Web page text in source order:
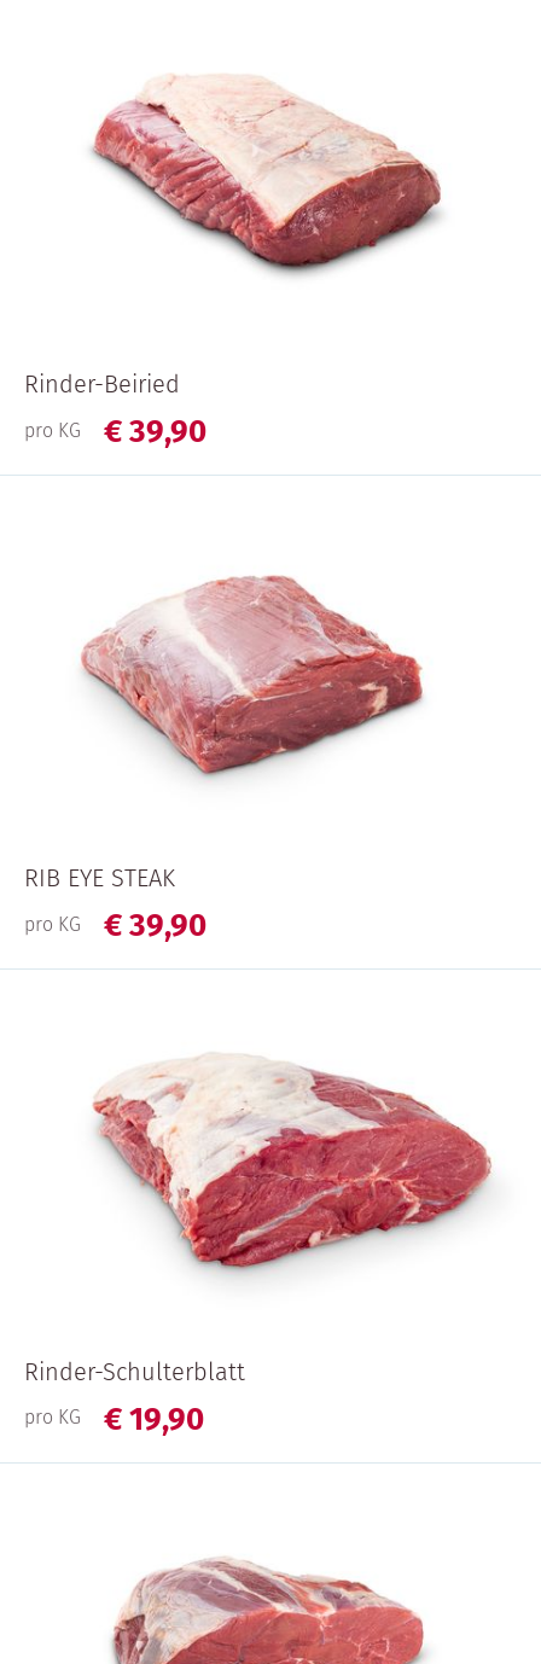
Rinder-Beiried
pro KG €39,90
RIB EYE STEAK
pro KG €39,90
Rinder-Schulterblatt
pro KG €19,90